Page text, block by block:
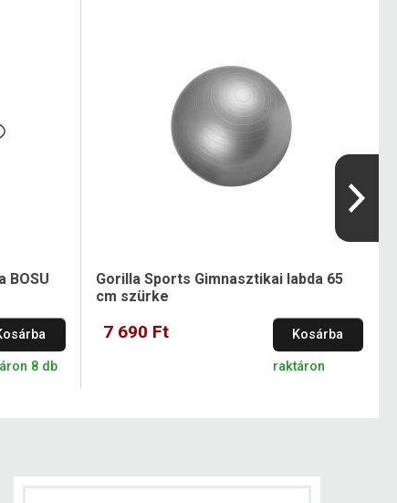
BOSU
8 db
Gorilla Sports Gimnasztikai labda 65
cm szürke
7 690 Ft Kosárba
raktáron